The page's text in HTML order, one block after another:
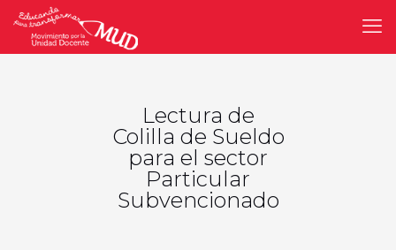
Lectura de
Colilla de Sueldo
para el sector
Particular
Subvencionado